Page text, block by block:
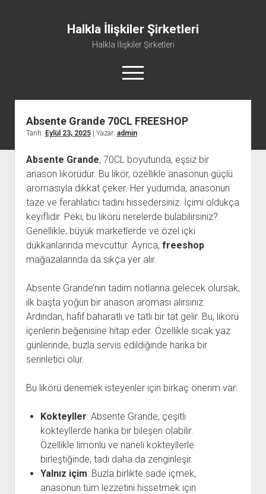
Halkla İlişkiler Şirketleri
Halkla İlişkiler Şirketleri
menüyü
aç
Absente Grande 70CL FREESHOP
Tarih: Eylül 23, 2025| Yazar: admin
Absente Grande, 70CL boyutunda, eşsiz bir
anason likörüdür. Bu likör, özellikle anasonun güçlü
aromasıyla dikkat çeker. Her yudumda, anasonun
taze ve ferahlatıcı tadını hissedersiniz. İçimi oldukça
keyiflidir. Peki, bu likörü nerelerde bulabilirsiniz?
Genellikle, büyük marketlerde ve özel içki
dükkanlarında mevcuttur. Ayrıca, freeshop
mağazalarında da sıkça yer alır.
Absente Grande’nin tadım notlarına gelecek olursak,
ilk başta yoğun bir anason aroması alırsınız.
Ardından, hafif baharatlı ve tatlı bir tat gelir. Bu, likörü
içenlerin beğenisine hitap eder. Özellikle sıcak yaz
günlerinde, buzla servis edildiğinde harika bir
serinletici olur.
Bu likörü denemek isteyenler için birkaç önerim var:
Kokteyller: Absente Grande, çeşitli
kokteyllerde harika bir bileşen olabilir.
Özellikle limonlu ve naneli kokteyllerle
birleştiğinde, tadı daha da zenginleşir.
Yalnız içim: Buzla birlikte sade içmek,
anasonun tüm lezzetini hissetmek için